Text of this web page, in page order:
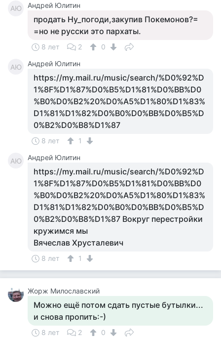
АЮ Андрей Юлитин
продать Ну_погоди,закупив Покемонов?=
=но не русски это пархаты.
8 лет 2 0
АЮ Андрей Юлитин
https://my.mail.ru/music/search/%D0%92%D
1%8F%D1%87%D0%B5%D1%81%D0%BB%D0
%B0%D0%B2%20%D0%A5%D1%80%D1%83%
D1%81%D1%82%D0%B0%D0%BB%D0%B5%D
0%B2%D0%B8%D1%87
8 лет 1
АЮ Андрей Юлитин
https://my.mail.ru/music/search/%D0%92%D
1%8F%D1%87%D0%B5%D1%81%D0%BB%D0
%B0%D0%B2%20%D0%A5%D1%80%D1%83%
D1%81%D1%82%D0%B0%D0%BB%D0%B5%D
0%B2%D0%B8%D1%87 Вокруг перестройки
кружимся мы
Вячеслав Хрусталевич
8 лет 1
Жорж Милославский
Можно ещё потом сдать пустые бутылки...
и снова пропить:-)
8 лет 2
0